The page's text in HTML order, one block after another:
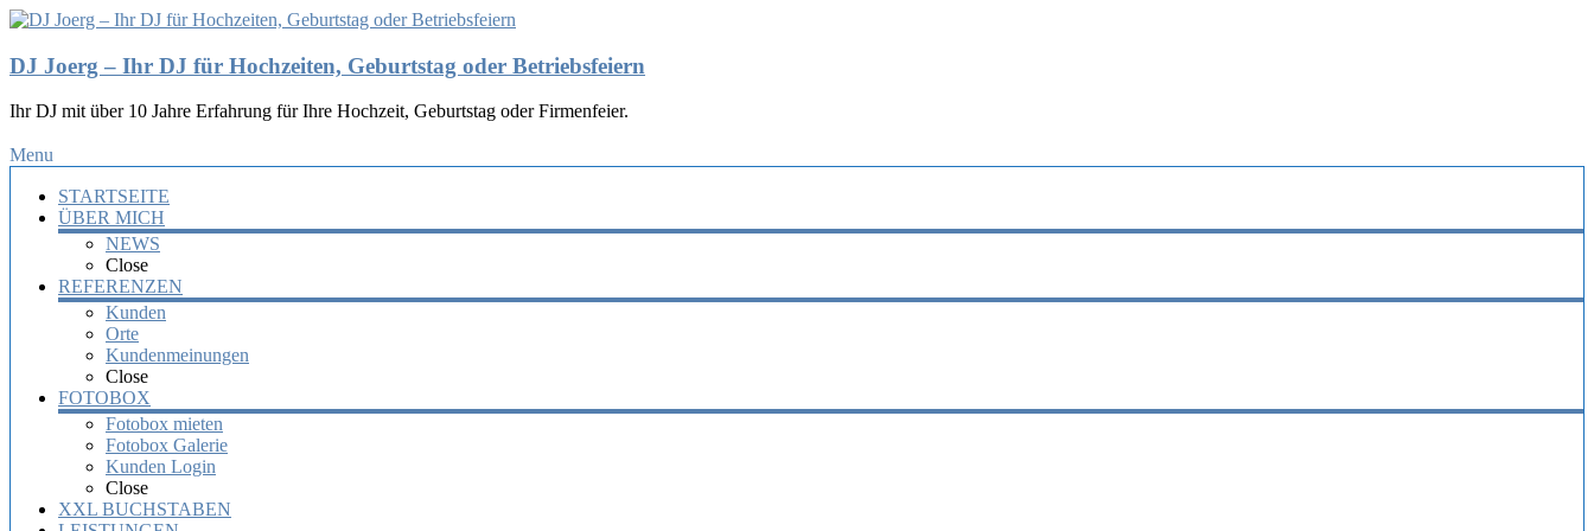
DJ Joerg – Ihr DJ für Hochzeiten, Geburtstag oder Betriebsfeiern
Ihr DJ mit über 10 Jahre Erfahrung für Ihre Hochzeit, Geburtstag oder Firmenfeier.
Menu
STARTSEITE
ÜBER MICH
NEWS
Close
REFERENZEN
Kunden
Orte
Kundenmeinungen
Close
FOTOBOX
Fotobox mieten
Fotobox Galerie
Kunden Login
Close
XXL BUCHSTABEN